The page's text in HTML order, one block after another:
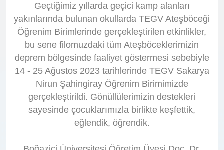
Geçtiğimiz yıllarda geçici kamp alanları
yakınlarında bulunan okullarda TEGV Ateşböceği
Öğrenim Birimlerinde gerçekleştirilen etkinlikler,
bu sene filomuzdaki tüm Ateşböceklerimizin
deprem bölgesinde faaliyet göstermesi sebebiyle
14 - 25 Ağustos 2023 tarihlerinde TEGV Sakarya
Nirun Şahingiray Öğrenim Birimimizde
gerçekleştirildi. Gönüllülerimizin destekleri
sayesinde çocuklarımızla birlikte keşfettik,
eğlendik, öğrendik.